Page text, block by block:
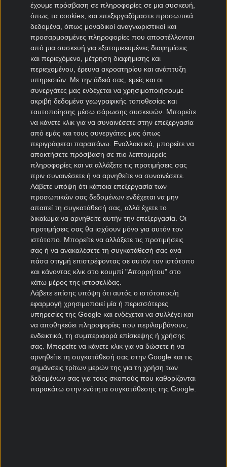
έχουμε πρόσβαση σε πληροφορίες σε μια συσκευή,
όπως τα cookies, και επεξεργαζόμαστε προσωπικά
δεδομένα, όπως μοναδικοί αναγνωριστικοί και
προσαρμοσμένες πληροφορίες που αποστέλλονται
από μια συσκευή για εξατομικευμένες διαφημίσεις
και περιεχόμενο, μέτρηση διαφήμισης και
περιεχομένου, έρευνα ακροατηρίου και ανάπτυξη
υπηρεσιών. Με την άδειά σας, εμείς και οι
συνεργάτες μας ενδέχεται να χρησιμοποιήσουμε
ακριβή δεδομένα γεωγραφικής τοποθεσίας και
ταυτοποίησης μέσω σάρωσης συσκευών. Μπορείτε
να κάνετε κλικ για να συναινέσετε στην επεξεργασία
από εμάς και τους συνεργάτες μας όπως
περιγράφεται παραπάνω. Εναλλακτικά, μπορείτε να
αποκτήσετε πρόσβαση σε πιο λεπτομερείς
πληροφορίες και να αλλάξετε τις προτιμήσεις σας
πριν συναινέσετε ή να αρνηθείτε να συναινέσετε.
Λάβετε υπόψη ότι κάποια επεξεργασία των
προσωπικών σας δεδομένων ενδέχεται να μην
απαιτεί τη συγκατάθεσή σας, αλλά έχετε το
δικαίωμα να αρνηθείτε αυτήν την επεξεργασία. Οι
προτιμήσεις σας θα ισχύουν μόνο για αυτόν τον
ιστότοπο. Μπορείτε να αλλάξετε τις προτιμήσεις
σας ή να ανακαλέσετε τη συγκατάθεσή σας ανά
πάσα στιγμή επιστρέφοντας σε αυτόν τον ιστότοπο
και κάνοντας κλικ στο κουμπί "Απορρήτου" στο
κάτω μέρος της ιστοσελίδας.
Λάβετε επίσης υπόψη ότι αυτός ο ιστότοπος/η
εφαρμογή χρησιμοποιεί μία ή περισσότερες
υπηρεσίες της Google και ενδέχεται να συλλέγει και
να αποθηκεύει πληροφορίες που περιλαμβάνουν,
ενδεικτικά, τη συμπεριφορά επίσκεψης ή χρήσης
σας. Μπορείτε να κάνετε κλικ για να δώσετε ή να
αρνηθείτε τη συγκατάθεσή σας στην Google και τις
σημάνσεις τρίτων μερών της για τη χρήση των
δεδομένων σας για τους σκοπούς που καθορίζονται
παρακάτω στην ενότητα συγκατάθεσης της Google.
Το πιο ιδιαίτερο χαρακτηριστικό του συλλόγου
είναι η εθνικιστική μεταγραφική του πολιτική,
καθώς επιλέγει να αγωνίζεται αποκλειστικά με
Εσθονούς ποδοσφαιριστές ή παίκτες που
κατέχουν την εσθονική υπηκοότητα, με στόχο
την ανάπτυξη της εγχώριας ποδοσφαιρικής
κουλτούρας.
Πέρσι ήταν μια άκρως επιτυχημένη χρονιά για τη
Φλόρα. Κατέκτησε τον 16ο τίτλο της ιστορίας
της μετά από σκληρή μάχη με τη μόνιμη αντίπαλό
της, Λεβάντια Τάλιν. Τερμάτισε στην 1η θέση με
82 βαθμούς σε 36 αγωνιστικές (26 νίκες, 4
ισοπαλίες, 6 ήττες) έναντι 79 της Λεβάντια,
εξασφαλίζοντας έτσι το εισιτήριο για τα φετινά
προκριματικά τουΤσάμπιονς Λιγκ.
Ταυτόχρονα, έφτασε στον μεγάλο τελικό του
Κυπέλλου Εσθονίας, που ολοκληρώθηκε τον
Μάιο του 2026, όπου συνέτριψε την Πάιντε
Λιναμέσκοντ με 5-1, πανηγυρίζοντας το εγχώριο
νταμπλ.
Στην Ευρώπη πάντως δεν έχει καταφέρει να
προκριθεί στη φάση των ομίλων (ή στη League
Phase) του Τσάμπιονς Λιγκ. Ωστόσο, έχει γράψει
ιστορία καθώς έγινε η πρώτη και μοναδική ομάδα
από την Εσθονία που μπήκε σε ευρωπαϊκό όμιλο,
συγκεκριμένα στο Κόνφερενς Λιγκ τη σεζόν 2021-
22.
Το πρωτάθλημα Εσθονίας είναι σε πλήρη
εξέλιξη, καθώς διεξάγεται από τον Μάρτιο έως
τον Νοέμβριο, λόγω των καιρικών συνθηκών.
Η Φλόρα βρίσκεται αυτή τη στιγμή στη 2η θέση
της βαθμολογίας μετά από 18 αγωνιστικές,